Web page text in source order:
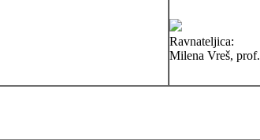
Ravnateljica:
Milena Vreš, prof.